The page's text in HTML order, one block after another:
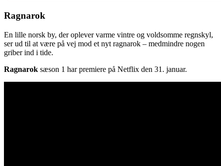
Ragnarok
En lille norsk by, der oplever varme vintre og voldsomme regnskyl,
ser ud til at være på vej mod et nyt ragnarok – medmindre nogen
griber ind i tide.
Ragnarok sæson 1 har premiere på Netflix den 31. januar.